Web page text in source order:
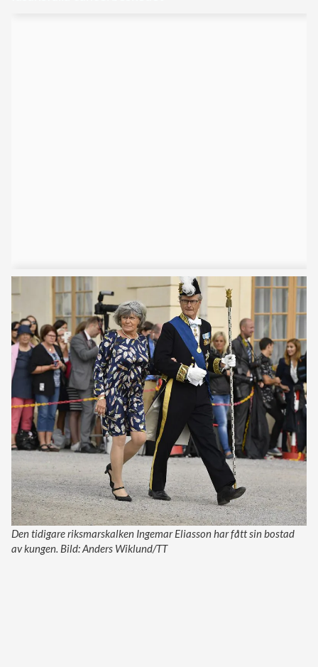
Den tidigare riksmarskalken Ingemar Eliasson har fått sin bostad
av kungen. Bild: Anders Wiklund/TT